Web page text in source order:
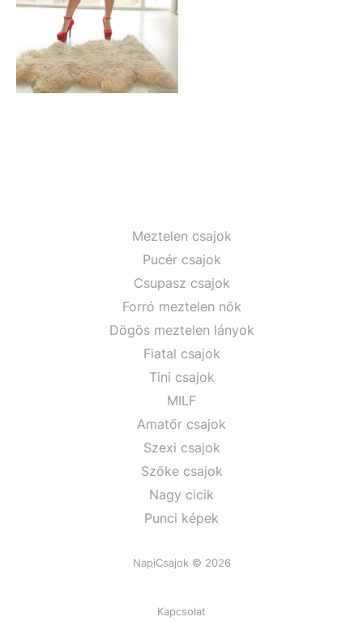
Meztelen csajok
Pucér csajok
Csupasz csajok
Forró meztelen nők
Dögös meztelen lányok
Fiatal csajok
Tini csajok
MILF
Amatőr csajok
Szexi csajok
Szőke csajok
Nagy cicik
Punci képek
NapiCsajok © 2026
Kapcsolat